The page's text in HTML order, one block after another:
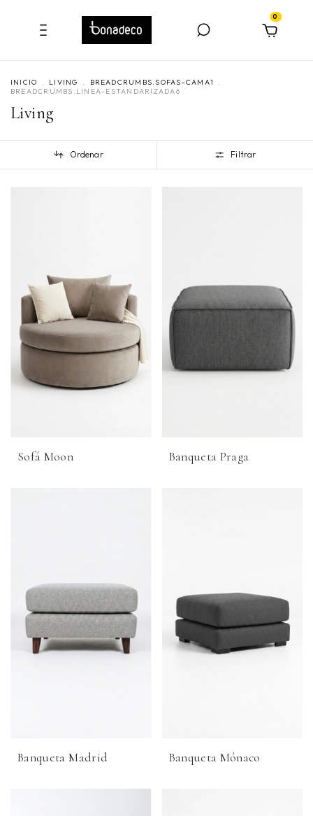
0
INICIO . LIVING . BREADCRUMBS.SOFAS-CAMA1
.
BREADCRUMBS.LINEA-ESTANDARIZADA6
Living
Ordenar Filtrar
Sofá Moon Banqueta Praga
Banqueta Madrid Banqueta Mónaco